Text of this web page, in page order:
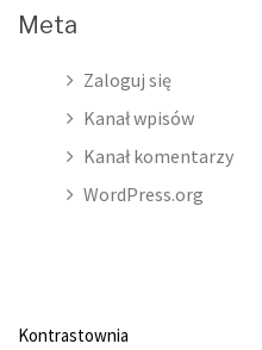
Meta
Zaloguj się
Kanał wpisów
Kanał komentarzy
WordPress.org
Kontrastownia